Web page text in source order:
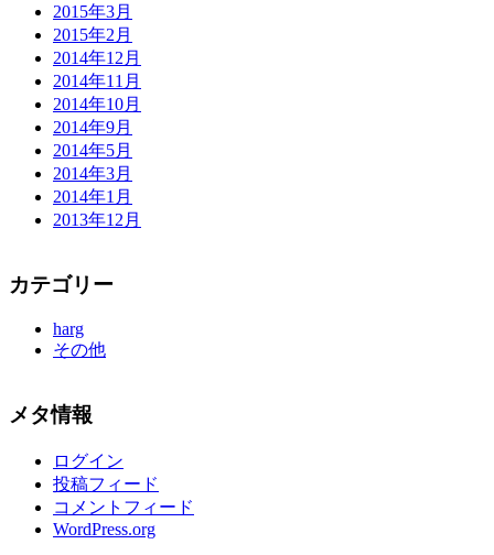
2015年3月
2015年2月
2014年12月
2014年11月
2014年10月
2014年9月
2014年5月
2014年3月
2014年1月
2013年12月
カテゴリー
harg
その他
メタ情報
ログイン
投稿フィード
コメントフィード
WordPress.org